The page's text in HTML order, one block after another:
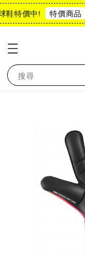
特價中! 特價商品
搜尋